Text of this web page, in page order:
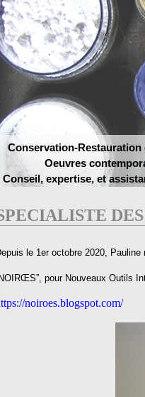
le 1er octobre 2020,
pour Nouveaux Outils
noiroes.blogspot.com/
Conservation-Restauration
Oeuvres
Conseil, expertise, et